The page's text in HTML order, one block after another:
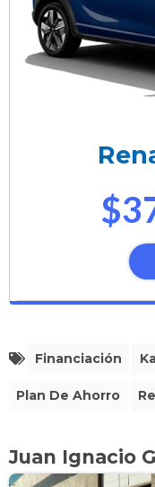
Financiación
Plan De Ahorro
Juan Ignacio